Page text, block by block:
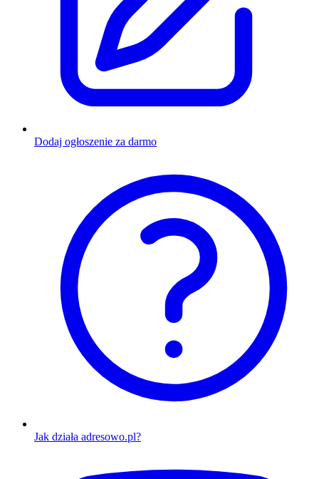
Dodaj ogłoszenie za darmo
Jak działa adresowo.pl?